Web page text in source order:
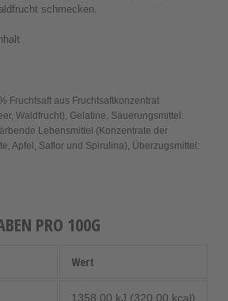
schmecken.
Fruchtsaft aus Fruchtsaftkonzentrat
Waldfrucht), Gelatine, Säuerungsmittel:
Lebensmittel (Konzentrate der
Apfel, Saflor und Spirulina), Überzugsmittel:
PRO 100G
Wert
1358,00 kJ (320,00 kcal)